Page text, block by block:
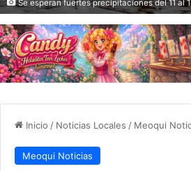
Se esperan fuertes precipitaciones del 11 al
Inicio / Noticias Locales / Meoqui
Meoqui Noticias